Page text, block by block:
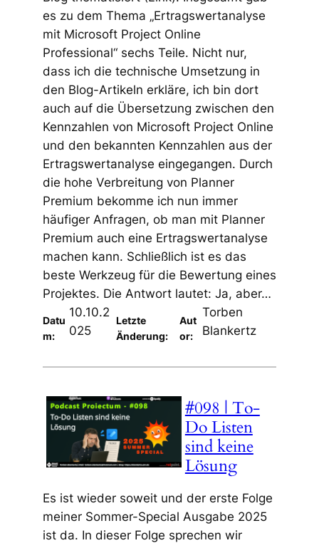
es zu dem Thema „Ertragswertanalyse
mit Microsoft Project Online
Professional“ sechs Teile. Nicht nur,
dass ich die technische Umsetzung in
den Blog-Artikeln erkläre, ich bin dort
auch auf die Übersetzung zwischen den
Kennzahlen von Microsoft Project Online
und den bekannten Kennzahlen aus der
Ertragswertanalyse eingegangen. Durch
die hohe Verbreitung von Planner
Premium bekomme ich nun immer
häufiger Anfragen, ob man mit Planner
Premium auch eine Ertragswertanalyse
machen kann. Schließlich ist es das
beste Werkzeug für die Bewertung eines
Projektes. Die Antwort lautet: Ja, aber…
Datu
m:
10.10.2
025
Letzte
Änderung:
Aut
or:
Torben
Blankertz
#098 | To-
Do Listen
sind keine
Lösung
Es ist wieder soweit und der erste Folge
meiner Sommer-Special Ausgabe 2025
ist da. In dieser Folge sprechen wir